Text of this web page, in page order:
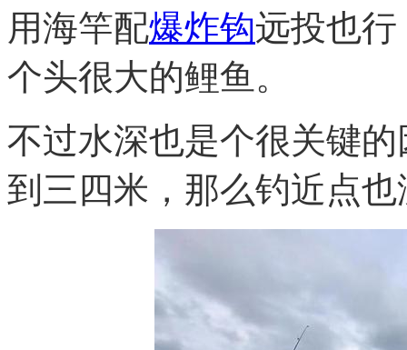
用海竿配爆炸钩远投也
个头很大的鲤鱼。
不过水深也是个很关键
到三四米，那么钓近点